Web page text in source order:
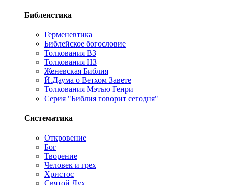
Библеистика
Герменевтика
Библейское богословие
Толкования ВЗ
Толкования НЗ
Женевская Библия
Й.Даума о Ветхом Завете
Толкования Мэтью Генри
Серия "Библия говорит сегодня"
Систематика
Откровение
Бог
Творение
Человек и грех
Христос